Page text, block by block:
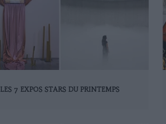
LES 7 EXPOS STARS DU PRINTEMPS